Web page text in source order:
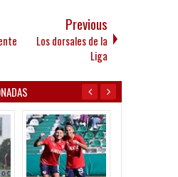
Previous
Los dorsales de la
Liga